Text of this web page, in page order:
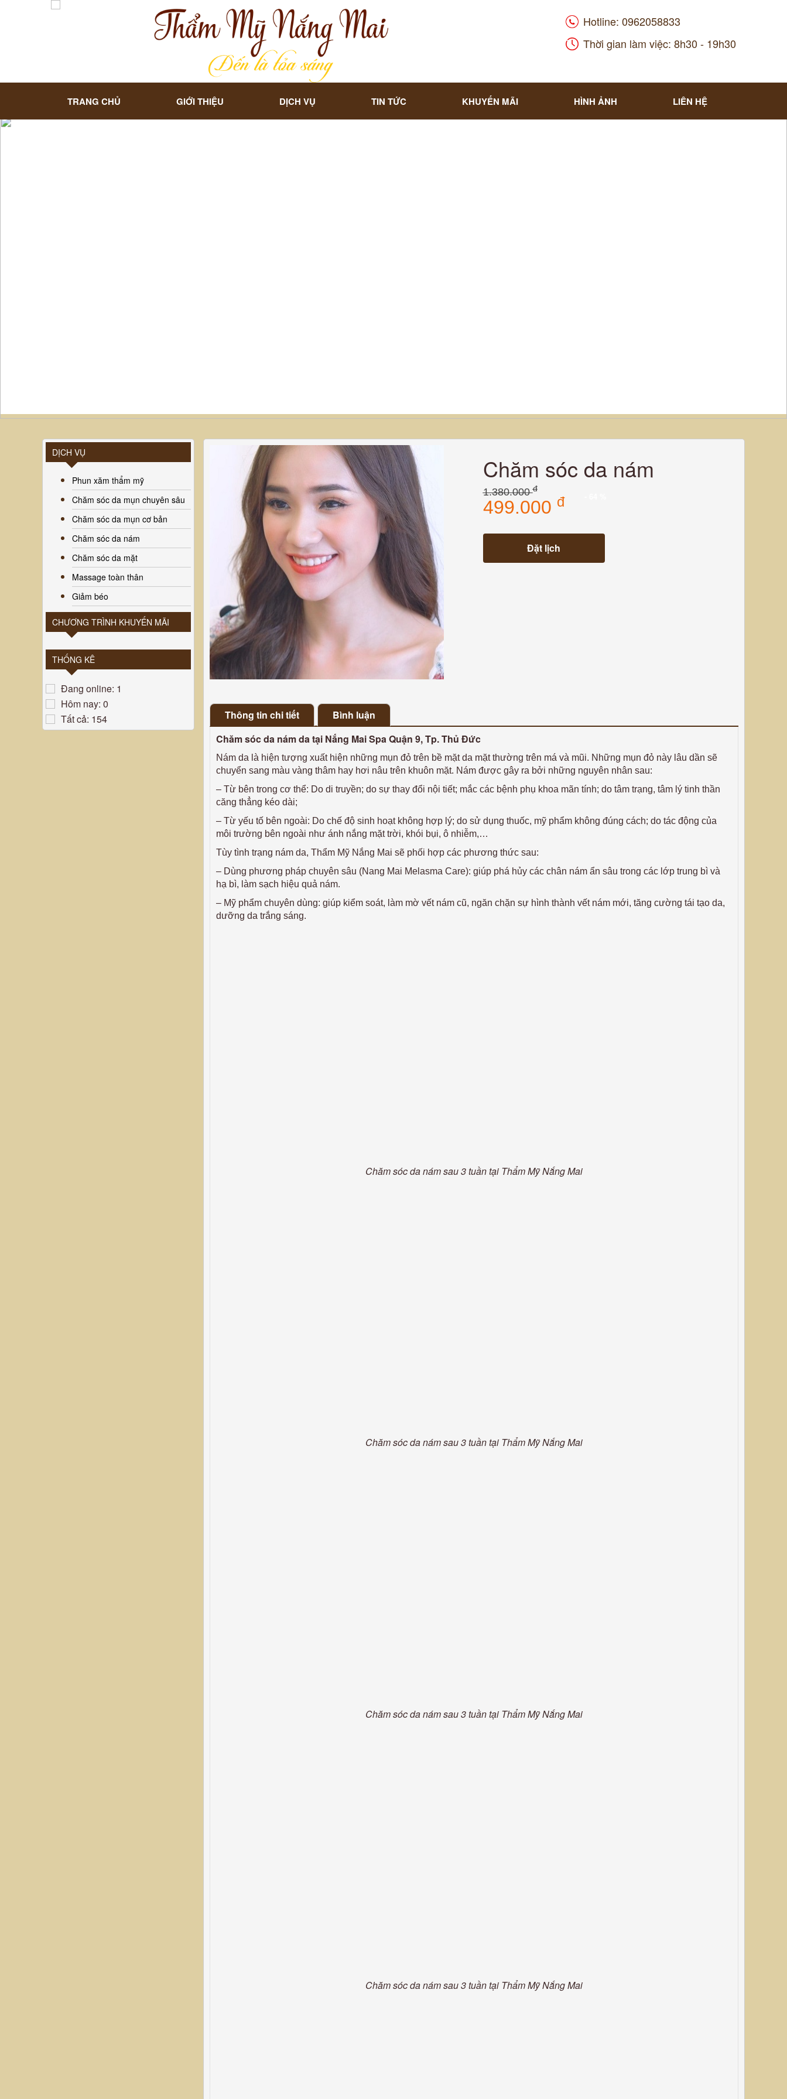
Hotline: 0962058833
Thời gian làm việc: 8h30 - 19h30
TRANG CHỦ GIỚI THIỆU DỊCH VỤ TIN TỨC KHUYẾN MÃI HÌNH ẢNH LIÊN HỆ
DỊCH VỤ
Phun xăm thẩm mỹ
Chăm sóc da mụn chuyên sâu
Chăm sóc da mụn cơ bản
Chăm sóc da nám
Chăm sóc da mặt
Massage toàn thân
Giảm béo
CHƯƠNG TRÌNH KHUYẾN MÃI
THỐNG KÊ
Đang online: 1
Hôm nay: 0
Tất cả: 154
Chăm sóc da nám
1.380.000đ
499.000 đ
Đặt lịch
Thông tin chi tiết
Bình luận
Chăm sóc da nám da tại Nắng Mai Spa Quận 9, Tp. Thủ Đức
Nám da là hiện tượng xuất hiện những mụn đỏ trên bề mặt da mặt thường trên má và mũi. Những mụn đỏ này lâu dần sẽ
chuyển sang màu vàng thâm hay hơi nâu trên khuôn mặt. Nám được gây ra bởi những nguyên nhân sau:
– Từ bên trong cơ thể: Do di truyền; do sự thay đổi nội tiết; mắc các bệnh phụ khoa mãn tính; do tâm trạng, tâm lý tinh thần
căng thẳng kéo dài;
– Từ yếu tố bên ngoài: Do chế độ sinh hoạt không hợp lý; do sử dụng thuốc, mỹ phẩm không đúng cách; do tác động của
môi trường bên ngoài như ánh nắng mặt trời, khói bụi, ô nhiễm,…
Tùy tình trạng nám da, Thẩm Mỹ Nắng Mai sẽ phối hợp các phương thức sau:
– Dùng phương pháp chuyên sâu (Nang Mai Melasma Care): giúp phá hủy các chân nám ẩn sâu trong các lớp trung bì và
hạ bì, làm sạch hiệu quả nám.
– Mỹ phẩm chuyên dùng: giúp kiểm soát, làm mờ vết nám cũ, ngăn chặn sự hình thành vết nám mới, tăng cường tái tạo da,
dưỡng da trắng sáng.
Chăm sóc da nám sau 3 tuần tại Thẩm Mỹ Nắng Mai
Chăm sóc da nám sau 3 tuần tại Thẩm Mỹ Nắng Mai
Chăm sóc da nám sau 3 tuần tại Thẩm Mỹ Nắng Mai
Chăm sóc da nám sau 3 tuần tại Thẩm Mỹ Nắng Mai